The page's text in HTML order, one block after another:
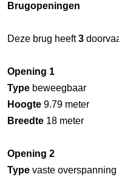
Brugopeningen
Deze brug heeft3
Opening 1
Type beweegbaar
Hoogte 9.79 meter
Breedte 18 meter
Opening 2
Type vaste overspanning